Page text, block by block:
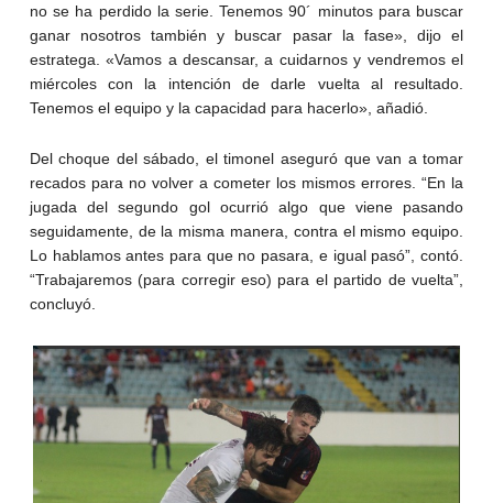
no se ha perdido la serie. Tenemos 90´ minutos para buscar
ganar nosotros también y buscar pasar la fase», dijo el
estratega. «Vamos a descansar, a cuidarnos y vendremos el
miércoles con la intención de darle vuelta al resultado.
Tenemos el equipo y la capacidad para hacerlo», añadió.
Del choque del sábado, el timonel aseguró que van a tomar
recados para no volver a cometer los mismos errores. “En la
jugada del segundo gol ocurrió algo que viene pasando
seguidamente, de la misma manera, contra el mismo equipo.
Lo hablamos antes para que no pasara, e igual pasó”, contó.
“Trabajaremos (para corregir eso) para el partido de vuelta”,
concluyó.